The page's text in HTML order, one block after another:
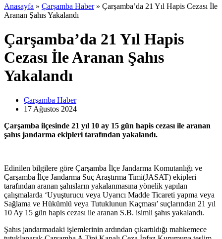
Anasayfa » Çarşamba Haber » Çarşamba’da 21 Yıl Hapis Cezası İle
Aranan Şahıs Yakalandı
Çarşamba’da 21 Yıl Hapis
Cezası İle Aranan Şahıs
Yakalandı
Çarşamba Haber
17 Ağustos 2024
Çarşamba ilçesinde 21 yıl 10 ay 15 gün hapis cezası ile aranan
şahıs jandarma ekipleri tarafından yakalandı.
Edinilen bilgilere göre Çarşamba İlçe Jandarma Komutanlığı ve
Çarşamba İlçe Jandarma Suç Araştırma Timi(JASAT) ekipleri
tarafından aranan şahısların yakalanmasına yönelik yapılan
çalışmalarda ‘Uyuşturucu veya Uyarıcı Madde Ticareti yapma veya
Sağlama ve Hükümlü veya Tutuklunun Kaçması’ suçlarından 21 yıl
10 Ay 15 gün hapis cezası ile aranan S.B. isimli şahıs yakalandı.
Şahıs jandarmadaki işlemlerinin ardından çıkartıldığı mahkemece